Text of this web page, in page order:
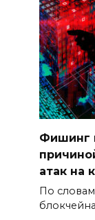
Фишинг
атак на
По